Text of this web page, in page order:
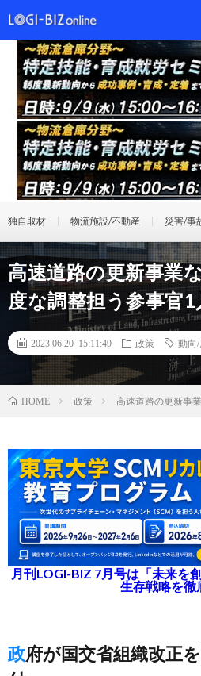
独自取材 物流施設/不動産 災害/事
高速道路の更新事業
度な調整担う参事官
2023.06.20 15:11:49 政策 動向/
HOME 政策 高速道路の更新事
月刊LOGI-BIZ 7月号は「未来を
生存戦略を徹
政府が国交省組織改正を閣議決定、7月1日